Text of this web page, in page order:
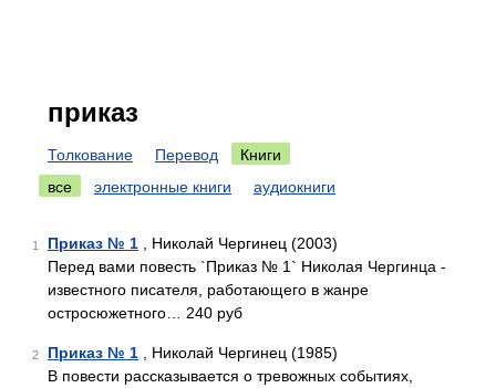
приказ
Толкование Перевод
Книги
все
электронные книги аудиокниги
1 Приказ № 1 , Николай Чергинец (2003)
Перед вами повесть `Приказ № 1` Николая Чергинца -
известного писателя, работающего в жанре
остросюжетного… 240 руб
2 Приказ № 1 , Николай Чергинец (1985)
В повести рассказывается о тревожных событиях,